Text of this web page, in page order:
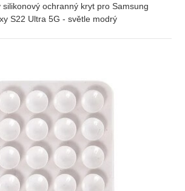
silikonový ochranný kryt pro Samsung
S22 Ultra 5G - světle modrý